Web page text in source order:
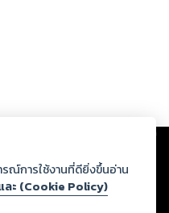
และปรากฏว่าละเมิดสิทธิใน
หมายและศีลธรรม ดังนั้น ผู้อ่าน
วยตนเอง และหากท่านพบว่าส่วน
จ้งมายังบริษัท เพื่อทีมงานจะได้
รณ์การใช้งานที่ดียิ่งขึ้นอ่าน
ะ (Cookie Policy)